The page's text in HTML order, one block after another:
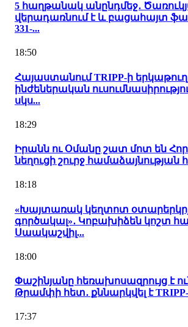
5 հաղթանակ անընդմեջ․
վերադառնում է և բացահայտ
331-...
18:50
Հայաստանում TRIPP-ի
ինժեներական
սկս...
18:29
Իրանն ու Օմանը շատ մոտ են
նեղուցի շուրջ համաձայնության
18:18
«Խայտառակ կեղտոտ
գործակալ»․ Կոբախիձեն կոշտ
Սաակաշվիլ...
18:00
Փաշինյանը հեռախոսազրույց է
Թրամփի հետ․ քննարկվել է
17:37